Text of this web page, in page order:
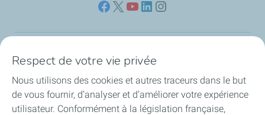
Nos sites
Notre engagement
Respect de votre vie privée
Nous utilisons des cookies et autres traceurs dans le but
de vous fournir, d’analyser et d’améliorer votre expérience
utilisateur. Conformément à la législation française,